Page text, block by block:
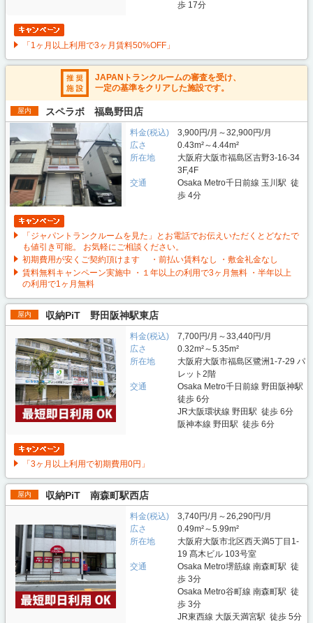
歩 17分
「1ヶ月以上利用で3ヶ月賃料50%OFF」
JAPANトランクルームの審査を受け、
一定の基準をクリアした施設です。
屋内 スペラボ 福島野田店
料金(税込)
3,900円/月～32,900円/月
広さ
0.43m²～4.44m²
所在地
大阪府大阪市福島区吉野3-16-34
3F,4F
交通
Osaka Metro千日前線 玉川駅 徒
歩 4分
「ジャパントランクルームを見た」とお電話でお伝えいただくとどなたで
も値引き可能。 お気軽にご相談ください。
初期費用が安くご契約頂けます ・前払い賃料なし ・敷金礼金なし
賃料無料キャンペーン実施中 ・１年以上の利用で3ヶ月無料 ・半年以上
の利用で1ヶ月無料
屋内 収納PiT 野田阪神駅東店
料金(税込)
7,700円/月～33,440円/月
広さ
0.32m²～5.35m²
所在地
大阪府大阪市福島区鷺洲1-7-29 パ
レット2階
交通
Osaka Metro千日前線 野田阪神駅
徒歩 6分
JR大阪環状線 野田駅 徒歩 6分
阪神本線 野田駅 徒歩 6分
「3ヶ月以上利用で初期費用0円」
屋内 収納PiT 南森町駅西店
料金(税込)
3,740円/月～26,290円/月
広さ
0.49m²～5.99m²
所在地
大阪府大阪市北区西天満5丁目1-
19 髙木ビル 103号室
交通
Osaka Metro堺筋線 南森町駅 徒
歩 3分
Osaka Metro谷町線 南森町駅 徒
歩 3分
JR東西線 大阪天満宮駅 徒歩 5分